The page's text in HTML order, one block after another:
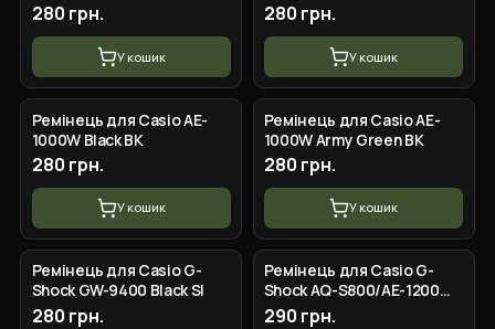
280 грн.
У кошик
280 грн.
У кошик
Ремінець для Casio AE-
1000W Black BK
280 грн.
У кошик
Ремінець для Casio AE-
1000W Army Green BK
280 грн.
У кошик
Ремінець для Casio G-
Shock GW-9400 Black SI
280 грн.
Ремінець для Casio G-
Shock AQ-S800/AE-1200
Camo Gray SL
290 грн.